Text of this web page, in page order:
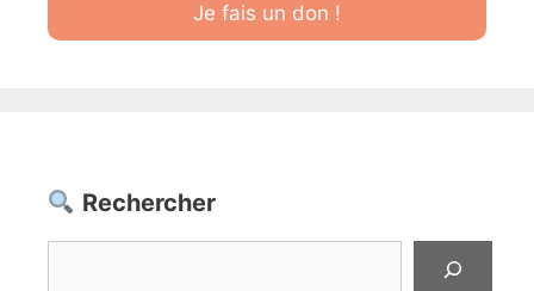
Je fais un don !
Rechercher